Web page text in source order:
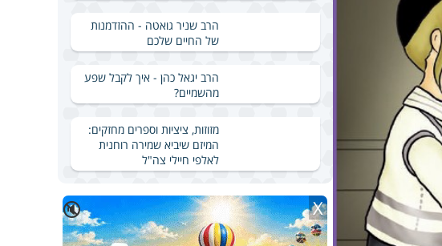
הרב שניר גואטה - ההזדמנות
של החיים שלכם
הרב יגאל כהן - איך לקבל שפע
מהשמיים?
מזוזות, ציציות וספרים מחזקים:
המיזם שיביא שמירה רוחנית
לאלפי חיילי צה"ל
🔇 X